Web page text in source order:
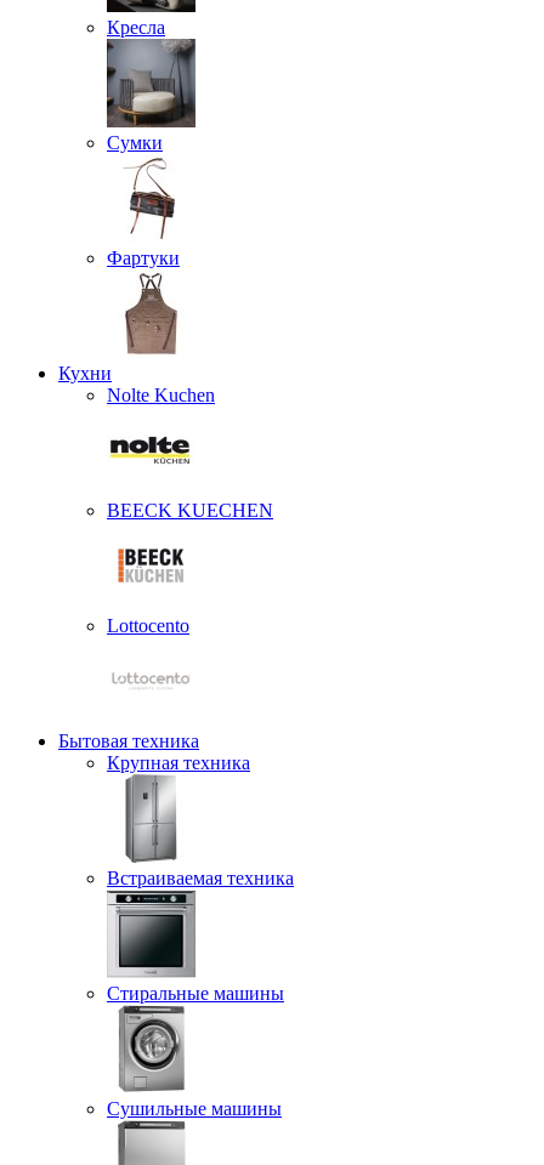
Кресла
Сумки
Фартуки
Кухни
Nolte Kuchen
BEECK KUECHEN
Lottocento
Бытовая техника
Крупная техника
Встраиваемая техника
Стиральные машины
Сушильные машины